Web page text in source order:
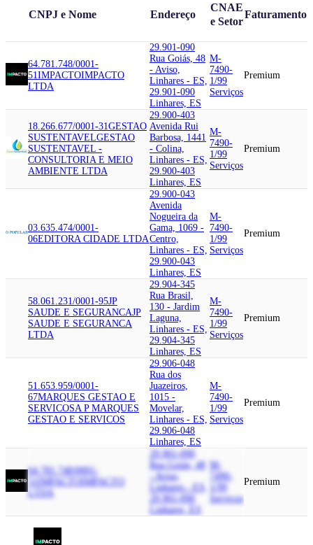
CNPJ e Nome Endereço
CNAE
e Setor
Faturamento
64.781.748/0001-
51IMPACTOIMPACTO
LTDA
29.901-090
Rua Goiás, 48
- Aviso,
Linhares - ES,
29.901-090
Linhares, ES
M-
7490-
1/99
Serviços
Premium
18.266.677/0001-31GESTAO
SUSTENTAVELGESTAO
SUSTENTAVEL -
CONSULTORIA E MEIO
AMBIENTE LTDA
29.900-403
Avenida Rui
Barbosa, 1441
- Colina,
Linhares - ES,
29.900-403
Linhares, ES
M-
7490-
1/99
Serviços
Premium
03.635.474/0001-
06EDITORA CIDADE LTDA
29.900-043
Avenida
Nogueira da
Gama, 1069 -
Centro,
Linhares - ES,
29.900-043
Linhares, ES
M-
7490-
1/99
Serviços
Premium
58.061.231/0001-95JP
SAUDE E SEGURANCAJP
SAUDE E SEGURANCA
LTDA
29.904-345
Rua Brasil,
130 - Jardim
Laguna,
Linhares - ES,
29.904-345
Linhares, ES
M-
7490-
1/99
Serviços
Premium
51.653.959/0001-
67MARQUES GESTAO E
SERVICOSA P MARQUES
GESTAO E SERVICOS
29.906-048
Rua dos
Juazeiros,
1015 -
Movelar,
Linhares - ES,
29.906-048
Linhares, ES
M-
7490-
1/99
Serviços
Premium
64.781.748/0001-
IMPACTO
IMPACTO
29.901-090
Rua Goiás, 48
- Aviso,
Linhares - ES,
29.901-090
Linhares, ES
M-
7490-
Serviços
Premium